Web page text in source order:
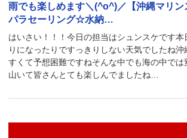
雨でも楽しめます＼(^o^)／【沖縄マリン
パラセーリング☆水納…
はいさい！！！今日の担当はシュンスケです
りになったりですっきりしない天気でしたね
すくて予想困難ですねそんな中でも海の中では
山いて皆さんとても楽しんでましたね…